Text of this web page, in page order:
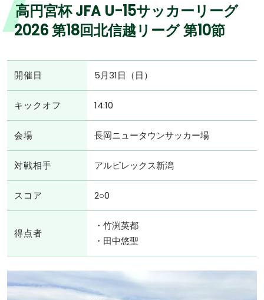
高円宮杯 JFA U-15サッカーリーグ
2026 第18回北信越リーグ 第10節
開催日 5月31日（日）
キックオフ 14:10
会場 長岡ニュータウンサッカー場
対戦相手 アルビレックス新潟
スコア 2○0
得点者
・竹渕英都
・田中悠聖